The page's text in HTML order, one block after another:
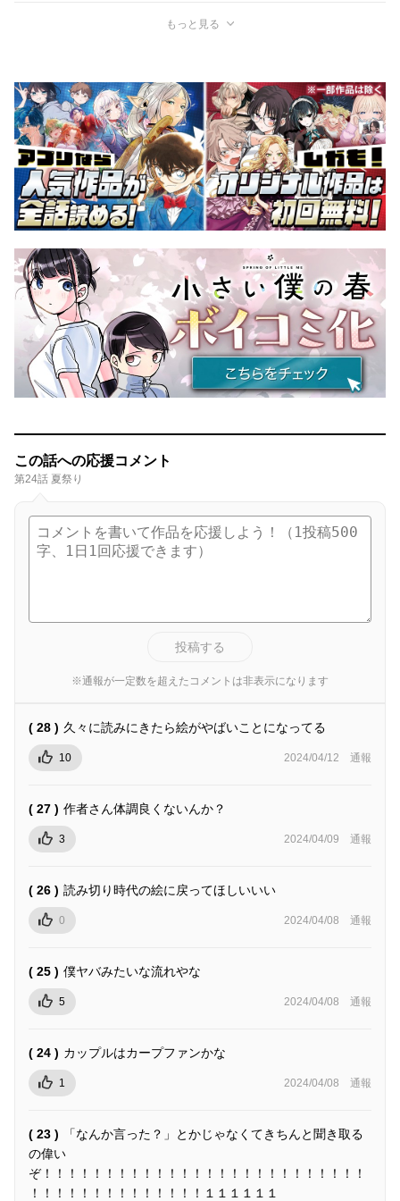
もっと見る
この話への応援コメント
第24話 夏祭り
投稿する
※通報が一定数を超えたコメントは非表示になります
( 28 ) 久々に読みにきたら絵がやばいことになってる
10 2024/04/12 通報
( 27 ) 作者さん体調良くないんか？
3 2024/04/09 通報
( 26 ) 読み切り時代の絵に戻ってほしいいい
0 2024/04/08 通報
( 25 ) 僕ヤバみたいな流れやな
5 2024/04/08 通報
( 24 ) カップルはカープファンかな
1 2024/04/08 通報
( 23 )
「なんか言った？」とかじゃなくてきちんと聞き取る
の偉い
ぞ！！！！！！！！！！！！！！！！！！！！！！！！！！
！！！！！！！！！！！！！！１１１１１１